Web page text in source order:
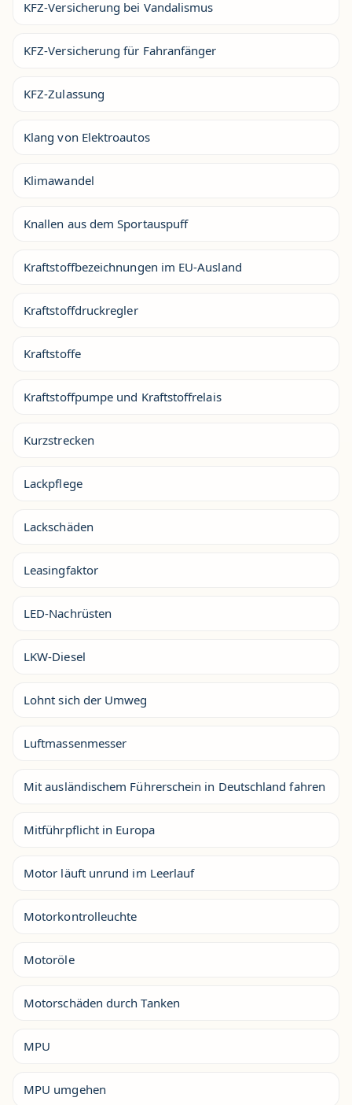
KFZ-Versicherung bei Vandalismus
KFZ-Versicherung für Fahranfänger
KFZ-Zulassung
Klang von Elektroautos
Klimawandel
Knallen aus dem Sportauspuff
Kraftstoffbezeichnungen im EU-Ausland
Kraftstoffdruckregler
Kraftstoffe
Kraftstoffpumpe und Kraftstoffrelais
Kurzstrecken
Lackpflege
Lackschäden
Leasingfaktor
LED-Nachrüsten
LKW-Diesel
Lohnt sich der Umweg
Luftmassenmesser
Mit ausländischem Führerschein in Deutschland fahren
Mitführpflicht in Europa
Motor läuft unrund im Leerlauf
Motorkontrolleuchte
Motoröle
Motorschäden durch Tanken
MPU
MPU umgehen